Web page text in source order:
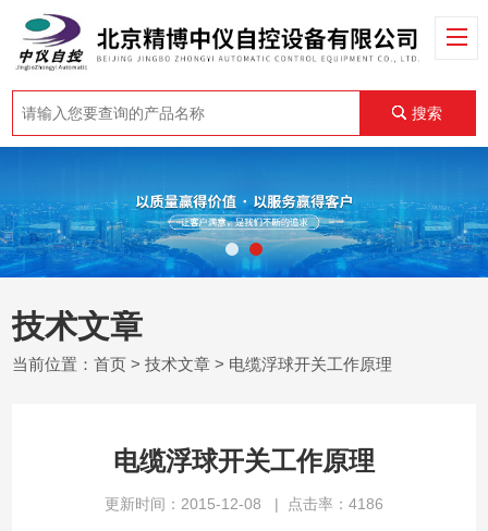
搜索
技术文章
当前位置：首页 >技术文章 > 电缆浮球开关工作原理
电缆浮球开关工作原理
更新时间：2015-12-08 | 点击率：4186